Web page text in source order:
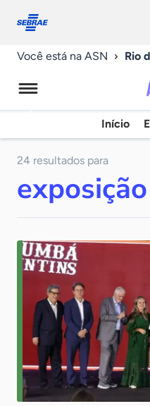
conosco
Você está na ASN Rio
Início
24 resultados para
exposição